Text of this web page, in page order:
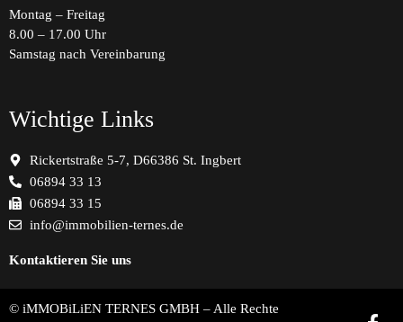
Montag – Freitag
8.00 – 17.00 Uhr
Samstag nach Vereinbarung
Wichtige Links
Rickertstraße 5-7, D66386 St. Ingbert
06894 33 13
06894 33 15
info@immobilien-ternes.de
Kontaktieren Sie uns
© iMMOBiLiEN TERNES GMBH – Alle Rechte